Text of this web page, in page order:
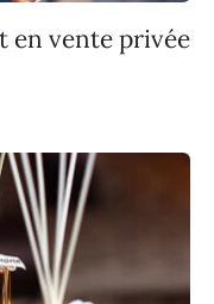
en vente privée